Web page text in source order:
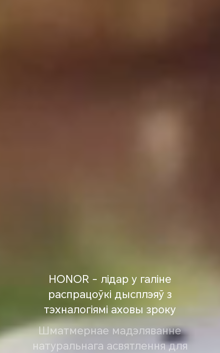
HONOR - лідар у галіне
распрацоўкі дысплэяў з
тэхналогіямі аховы зроку
Шматмернае мадэляванне
натуральнага асвятленнядля